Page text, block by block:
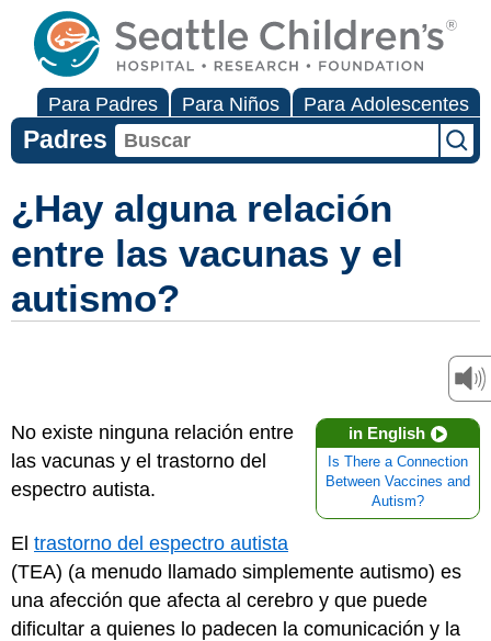
Para Padres Para Niños Para Adolescentes
Padres
¿Hay alguna relación
entre las vacunas y el
autismo?
in English
Is There a Connection
Between Vaccines and
Autism?
No existe ninguna relación entre
las vacunas y el trastorno del
espectro autista.
El trastorno del espectro autista
(TEA) (a menudo llamado simplemente autismo) es
una afección que afecta al cerebro y que puede
dificultar a quienes lo padecen la comunicación y la